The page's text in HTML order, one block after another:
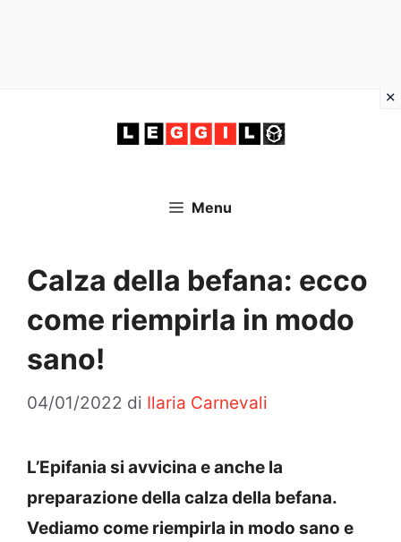
Menu
Calza della befana: ecco
come riempirla in modo
sano!
04/01/2022 di Ilaria Carnevali
L’Epifania si avvicina e anche la
preparazione della calza della befana.
Vediamo come riempirla in modo sano e